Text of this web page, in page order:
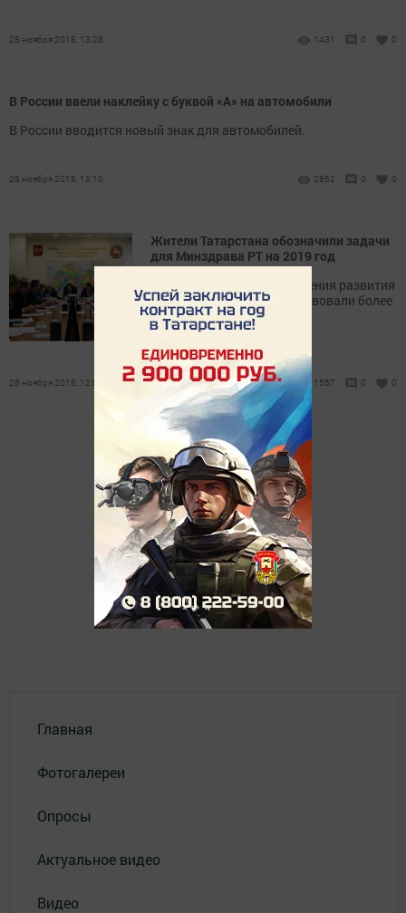
28 ноября 2018, 13:28 1431 0 0
В России ввели наклейку с буквой «А» на автомобили
В России вводится новый знак для автомобилей.
28 ноября 2018, 13:10 2862 0 0
Жители Татарстана обозначили задачи
для Минздрава РТ на 2019 год
В голосовании за направления развития
здравоохранения РТ участвовали более
шести тысяч человек.
28 ноября 2018, 12:06 1557 0 0
Главная
Фотогалереи
Опросы
Актуальное видео
Видео